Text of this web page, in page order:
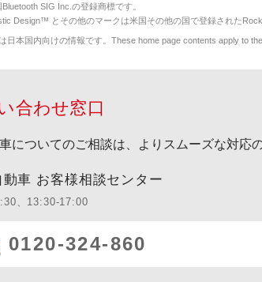
SIG Inc.の登録商標です。
Design™ とその他のマークは米国その他の国で登録された
日本国内向けの情報です。These home page contents apply to
合わせ窓口
についてのご相談は、よりスムーズな対応
動車 お客様相談センター
、13:30-17:00
0120-324-860